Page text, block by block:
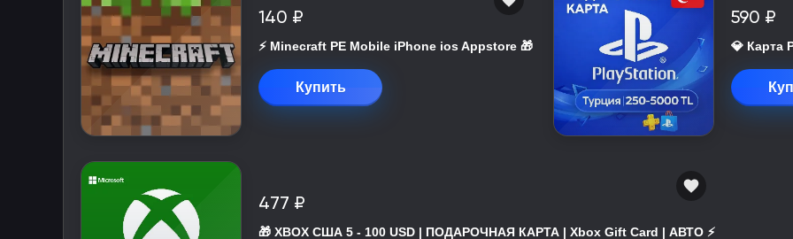
140 ₽
⚡️ Minecraft PE Mobile iPhone ios Appstore 🎁
Купить
590 ₽
💎 Карта
477 ₽
🎁 XBOX США 5 - 100 USD | ПОДАРОЧНАЯ КАРТА | Xbox Gift Card | АВТО ⚡